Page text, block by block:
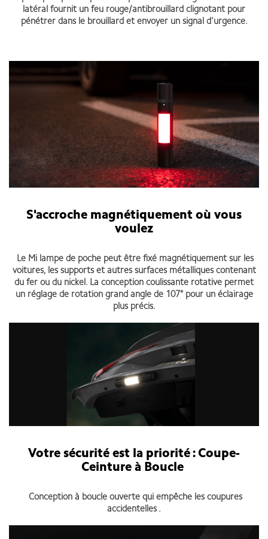
latéral fournit un feu rouge/antibrouillard clignotant pour
pénétrer dans le brouillard et envoyer un signal d'urgence.
S'accroche magnétiquement où vous
voulez
Le Mi lampe de poche peut être fixé magnétiquement sur les
voitures, les supports et autres surfaces métalliques contenant
du fer ou du nickel. La conception coulissante rotative permet
un réglage de rotation grand angle de 107° pour un éclairage
plus précis.
Votre sécurité est la priorité : Coupe-
Ceinture à Boucle
Conception à boucle ouverte qui empêche les coupures
accidentelles .